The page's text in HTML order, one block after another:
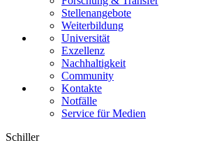
Stellenangebote
Weiterbildung
Universität
Exzellenz
Nachhaltigkeit
Community
Kontakte
Notfälle
Service für Medien
Schiller